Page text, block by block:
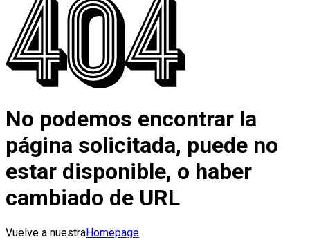
No podemos encontrar la
página solicitada, puede no
estar disponible, o haber
cambiado de URL
Vuelve a nuestraHomepage